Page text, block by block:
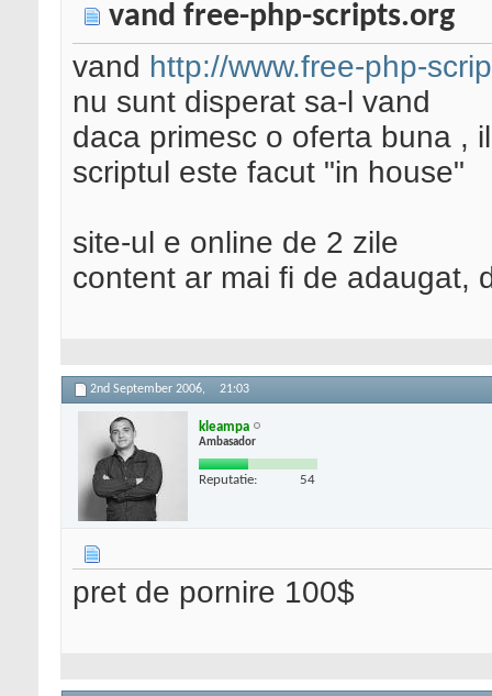
vand free-php-scripts.org
vand http://www.free-php-
nu sunt disperat sa-l vand
daca primesc o oferta buna ,
scriptul este facut "in house"
site-ul e online de 2 zile
content ar mai fi de adaugat,
2nd September 2006, 21:03
kleampa
Ambasador
Reputatie: 54
pret de pornire 100$